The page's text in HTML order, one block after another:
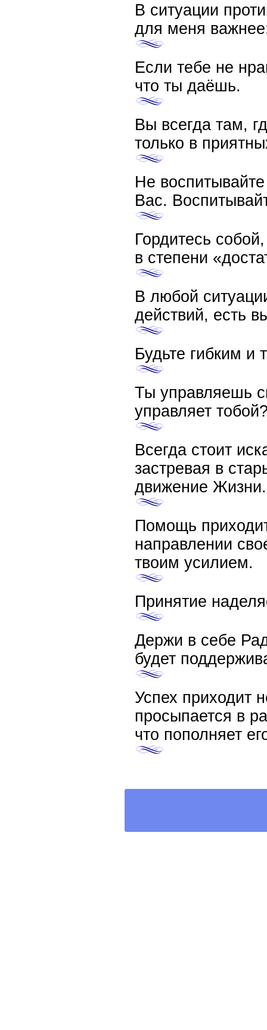
В ситуации
для меня
Если тебе не
что ты даёшь.
Вы всегда там,
только в
Не
Вас.
Гордитесь
в степени
В любой
действий, есть
Будьте гибким и
Ты управляешь
управляет
Всегда стоит
застревая в
движение Жизни.
Помощь
направлении
твоим усилием.
Принятие
Держи в себе
будет
Успех приходит
просыпается в
что пополняет